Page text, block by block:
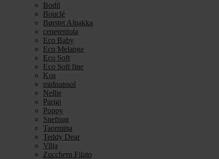
Bodil
Bouclé
Børstet Alpakka
cenerentola
Eco Baby
Eco Melange
Eco Soft
Eco Soft fine
Kos
midnatssol
Nellie
Parigi
Poppy
Snefnug
Taormina
Teddy Dear
Vilja
Zucchero Filato